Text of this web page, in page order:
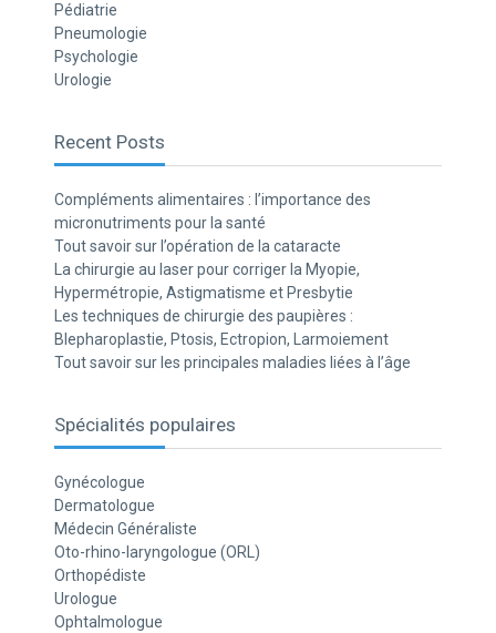
Pédiatrie
Pneumologie
Psychologie
Urologie
Recent Posts
Compléments alimentaires : l’importance des
micronutriments pour la santé
Tout savoir sur l’opération de la cataracte
La chirurgie au laser pour corriger la Myopie,
Hypermétropie, Astigmatisme et Presbytie
Les techniques de chirurgie des paupières :
Blepharoplastie, Ptosis, Ectropion, Larmoiement
Tout savoir sur les principales maladies liées à l’âge
Spécialités populaires
Gynécologue
Dermatologue
Médecin Généraliste
Oto-rhino-laryngologue (ORL)
Orthopédiste
Urologue
Ophtalmologue